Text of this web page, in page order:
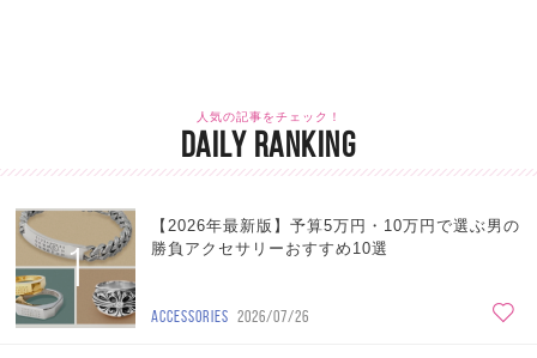
人気の記事をチェック！
DAILY RANKING
1
【2026年最新版】予算5万円・10万円で選ぶ男の
勝負アクセサリーおすすめ10選
ACCESSORIES 2026/07/26